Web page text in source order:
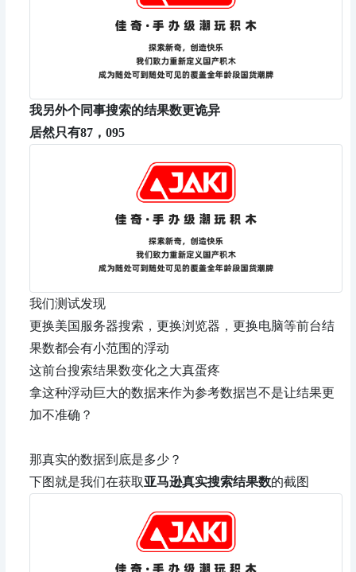
我另外个同事搜索的结果数更诡异
居然只有87，095
我们测试发现
更换美国服务器搜索，更换浏览器，更换电脑等前台结
果数都会有小范围的浮动
这前台搜索结果数变化之大真蛋疼
拿这种浮动巨大的数据来作为参考数据岂不是让结果更
加不准确？
那真实的数据到底是多少？
下图就是我们在获取亚马逊真实搜索结果数的截图